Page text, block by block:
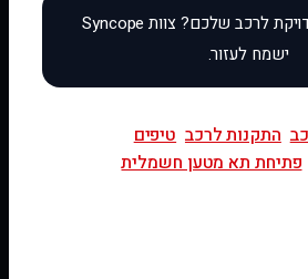
התקנות לרכב טיפים
פתיחת תא מטען חשמלית